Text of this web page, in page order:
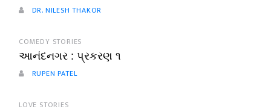
DR. NILESH THAKOR
COMEDY STORIES
આનંદનગર : પ્રકરણ ૧
RUPEN PATEL
LOVE STORIES